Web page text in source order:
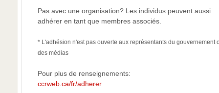
Pas avec une organisation? Les individus peuvent aussi
adhérer en tant que membres associés.
* L'adhésion n'est pas ouverte aux représentants du gouvernement
des médias
Pour plus de renseignements:
ccrweb.ca/fr/adherer